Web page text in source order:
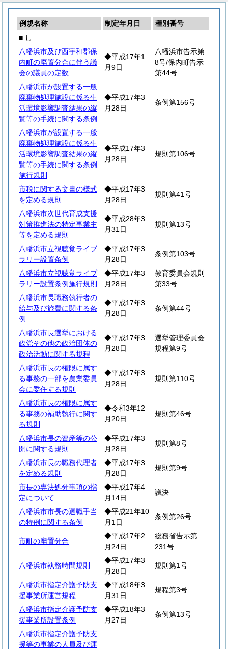
例規名称 制定年月日
種別番号
■ し
八幡浜市及び西宇和郡保
内町の廃置分合に伴う議
会の議員の定数
◆平成17年1
月9日
八幡浜市告示第
8号/保内町告示
第44号
八幡浜市が設置する一般
廃棄物処理施設に係る生
活環境影響調査結果の縦
覧等の手続に関する条例
◆平成17年3
月28日
条例第156号
八幡浜市が設置する一般
廃棄物処理施設に係る生
活環境影響調査結果の縦
覧等の手続に関する条例
施行規則
◆平成17年3
月28日
規則第106号
市税に関する文書の様式
を定める規則
◆平成17年3
月28日
規則第41号
八幡浜市次世代育成支援
対策推進法の特定事業主
等を定める規則
◆平成28年3
月31日
規則第13号
八幡浜市立視聴覚ライブ
ラリー設置条例
◆平成17年3
月28日
条例第103号
八幡浜市立視聴覚ライブ
ラリー設置条例施行規則
◆平成17年3
月28日
教育委員会規則
第33号
八幡浜市長職務執行者の
給与及び旅費に関する条
例
◆平成17年3
月28日
条例第44号
八幡浜市長選挙における
政党その他の政治団体の
政治活動に関する規程
◆平成17年3
月28日
選挙管理委員会
規程第9号
八幡浜市長の権限に属す
る事務の一部を農業委員
会に委任する規則
◆平成17年3
月28日
規則第110号
八幡浜市長の権限に属す
る事務の補助執行に関す
る規則
◆令和3年12
月20日
規則第46号
八幡浜市長の資産等の公
開に関する規則
◆平成17年3
月28日
規則第8号
八幡浜市長の職務代理者
を定める規則
◆平成17年3
月28日
規則第9号
市長の専決処分事項の指
定について
◆平成17年4
月14日
議決
八幡浜市市長の退職手当
の特例に関する条例
◆平成21年10
月1日
条例第26号
市町の廃置分合
◆平成17年2
月24日
総務省告示第
231号
八幡浜市執務時間規則
◆平成17年3
月28日
規則第1号
八幡浜市指定介護予防支
援事業所運営規程
◆平成18年3
月31日
規程第3号
八幡浜市指定介護予防支
援事業所設置条例
◆平成18年3
月27日
条例第13号
八幡浜市指定介護予防支
援等の事業の人員及び運